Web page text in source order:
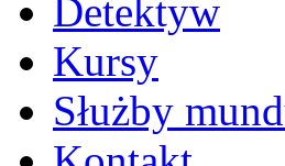
Detektyw
Kursy
Służby